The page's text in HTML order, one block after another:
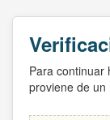
Para continuar
proviene de